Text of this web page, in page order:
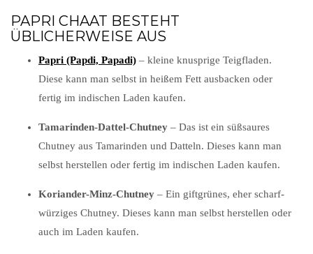
PAPRI CHAAT BESTEHT
ÜBLICHERWEISE AUS
Papri (Papdi, Papadi) – kleine knusprige Teigfladen.
Diese kann man selbst in heißem Fett ausbacken oder
fertig im indischen Laden kaufen.
Tamarinden-Dattel-Chutney – Das ist ein süßsaures
Chutney aus Tamarinden und Datteln. Dieses kann man
selbst herstellen oder fertig im indischen Laden kaufen.
Koriander-Minz-Chutney – Ein giftgrünes, eher scharf-
würziges Chutney. Dieses kann man selbst herstellen oder
auch im Laden kaufen.